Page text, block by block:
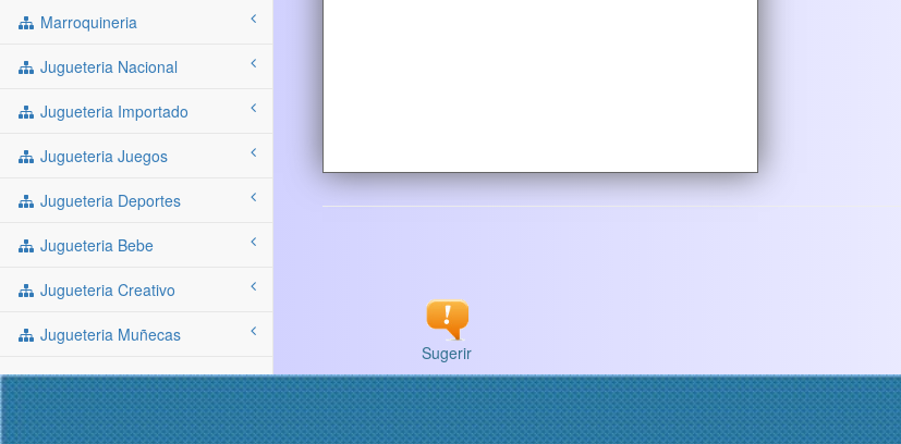
Marroquineria
Jugueteria Nacional
Jugueteria Importado
Jugueteria Juegos
Jugueteria Deportes
Jugueteria Bebe
Jugueteria Creativo
Jugueteria Muñecas
Sugerir